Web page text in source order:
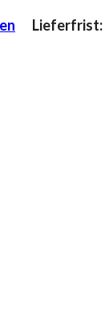
Lieferfrist: